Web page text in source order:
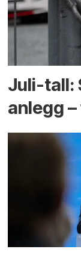
Juli-tall:
anlegg